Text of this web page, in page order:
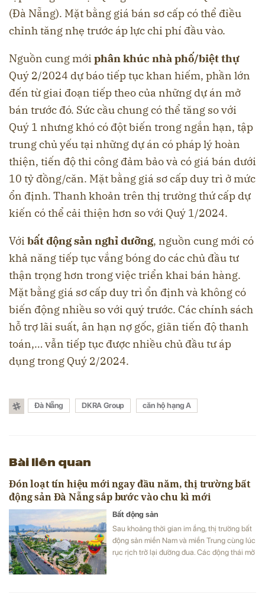
(Đà Nẵng). Mặt bằng giá bán sơ cấp có thể điều
chỉnh tăng nhẹ trước áp lực chi phí đầu vào.
Nguồn cung mới phân khúc nhà phố/biệt thự
Quý 2/2024 dự báo tiếp tục khan hiếm, phần lớn
đến từ giai đoạn tiếp theo của những dự án mở
bán trước đó. Sức cầu chung có thể tăng so với
Quý 1 nhưng khó có đột biến trong ngắn hạn, tập
trung chủ yếu tại những dự án có pháp lý hoàn
thiện, tiến độ thi công đảm bảo và có giá bán dưới
10 tỷ đồng/căn. Mặt bằng giá sơ cấp duy trì ở mức
ổn định. Thanh khoản trên thị trường thứ cấp dự
kiến có thể cải thiện hơn so với Quý 1/2024.
Với bất động sản nghỉ dưỡng, nguồn cung mới có
khả năng tiếp tục vắng bóng do các chủ đầu tư
thận trọng hơn trong việc triển khai bán hàng.
Mặt bằng giá sơ cấp duy trì ổn định và không có
biến động nhiều so với quý trước. Các chính sách
hỗ trợ lãi suất, ân hạn nợ gốc, giãn tiến độ thanh
toán,… vẫn tiếp tục được nhiều chủ đầu tư áp
dụng trong Quý 2/2024.
Đà Nẵng DKRA Group căn hộ hạng A
Bài liên quan
Đón loạt tín hiệu mới ngay đầu năm, thị trường bất
động sản Đà Nẵng sắp bước vào chu kì mới
Bất động sản
Sau khoảng thời gian im ắng, thị trường bất
động sản miền Nam và miền Trung cùng lúc
rục rịch trở lại đường đua. Các động thái mở